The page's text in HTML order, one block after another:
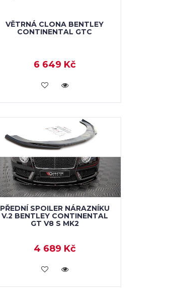
VĚTRNÁ CLONA BENTLEY
CONTINENTAL GTC
6 649 Kč
KOUPIT
PŘEDNÍ SPOILER NÁRAZNÍKU
V.2 BENTLEY CONTINENTAL
GT V8 S MK2
4 689 Kč
KOUPIT